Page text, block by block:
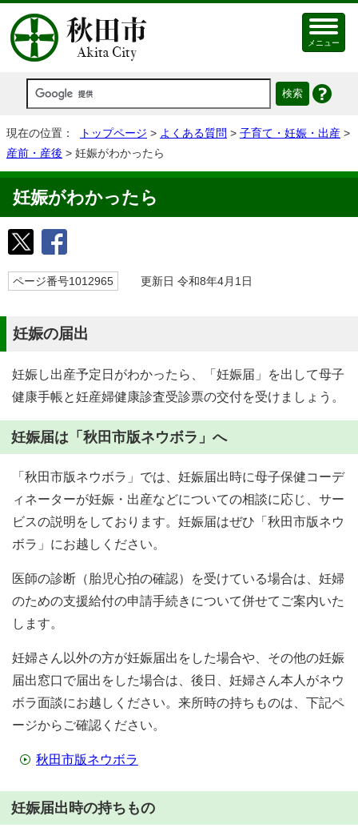
メニュー
現在の位置： トップページ > よくある質問 > 子育て・妊娠・出産 >
産前・産後 > 妊娠がわかったら
妊娠がわかったら
ページ番号1012965 更新日 令和8年4月1日
妊娠の届出
妊娠し出産予定日がわかったら、「妊娠届」を出して母子
健康手帳と妊産婦健康診査受診票の交付を受けましょう。
妊娠届は「秋田市版ネウボラ」へ
「秋田市版ネウボラ」では、妊娠届出時に母子保健コーデ
ィネーターが妊娠・出産などについての相談に応じ、サー
ビスの説明をしております。妊娠届はぜひ「秋田市版ネウ
ボラ」にお越しください。
医師の診断（胎児心拍の確認）を受けている場合は、妊婦
のための支援給付の申請手続きについて併せてご案内いた
します。
妊婦さん以外の方が妊娠届出をした場合や、その他の妊娠
届出窓口で届出をした場合は、後日、妊婦さん本人がネウ
ボラ面談にお越しください。来所時の持ちものは、下記ペ
ージからご確認ください。
秋田市版ネウボラ
妊娠届出時の持ちもの